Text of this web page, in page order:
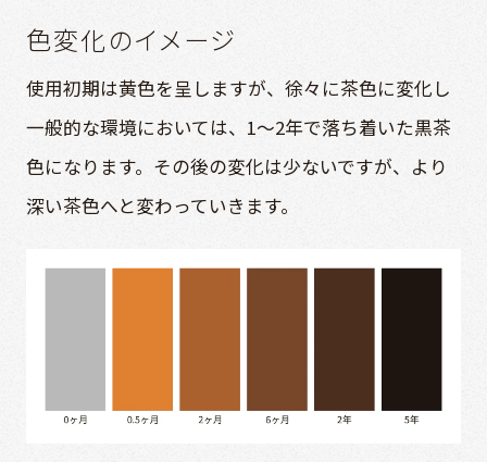
色変化のイメージ
使用初期は黄色を呈しますが、徐々に茶色に変化し
一般的な環境においては、1〜2年で落ち着いた黒茶
色になります。その後の変化は少ないですが、より
深い茶色へと変わっていきます。